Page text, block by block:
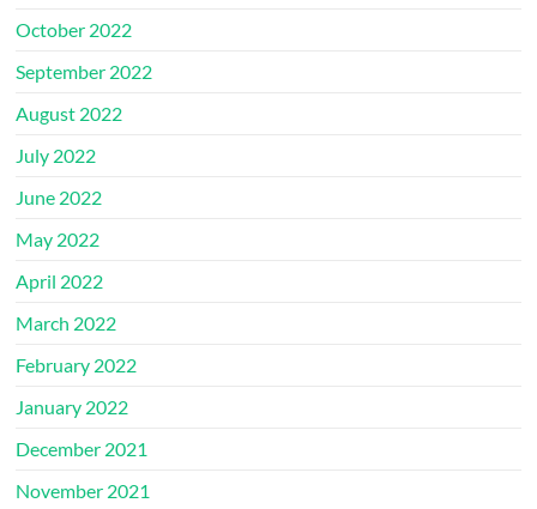
October 2022
September 2022
August 2022
July 2022
June 2022
May 2022
April 2022
March 2022
February 2022
January 2022
December 2021
November 2021